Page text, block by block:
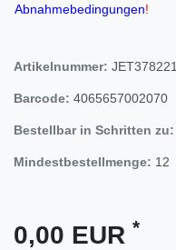
Abnahmebedingungen!
Artikelnummer: JET378221
Barcode: 4065657002070
Bestellbar in Schritten zu:
Mindestbestellmenge: 12
0,00 EUR *